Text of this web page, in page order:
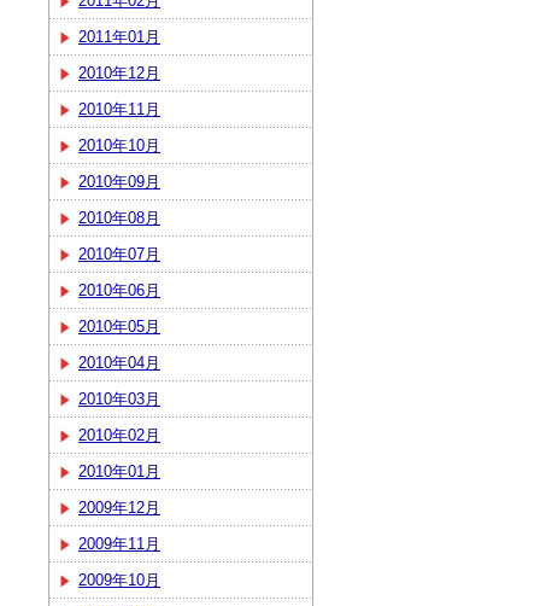
2011年01月
2010年12月
2010年11月
2010年10月
2010年09月
2010年08月
2010年07月
2010年06月
2010年05月
2010年04月
2010年03月
2010年02月
2010年01月
2009年12月
2009年11月
2009年10月